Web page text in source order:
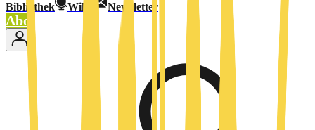
Bibliothek Wiki Newsletter
Abo